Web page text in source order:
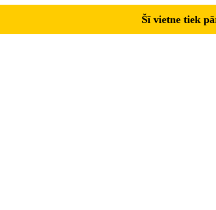
Šī vietne tiek